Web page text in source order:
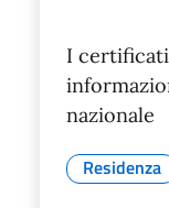
I
nazionale
Residenza